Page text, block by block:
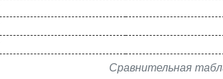
Сравнительная